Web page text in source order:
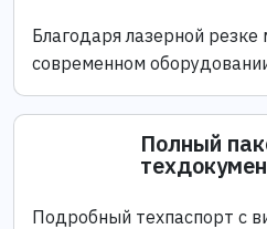
Благодаря лазерной резке
современном
Полный
Подробный техпаспорт с